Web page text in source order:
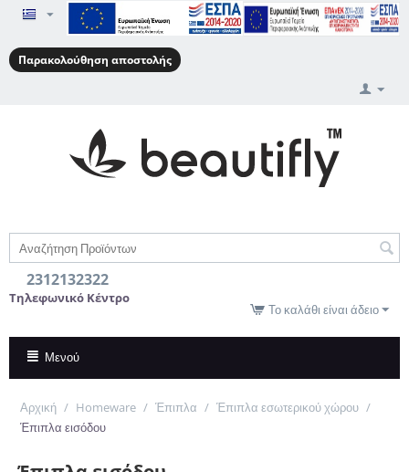
Παρακολούθηση αποστολής
2312132322
Τηλεφωνικό Κέντρο
Το καλάθι είναι άδειο
Μενού
Αρχική / Homeware / Έπιπλα / Έπιπλα εσωτερικού χώρου /
Έπιπλα εισόδου